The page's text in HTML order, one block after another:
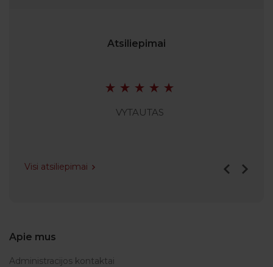
Atsiliepimai
VYTAUTAS
Visi atsiliepimai
Apie mus
Administracijos kontaktai